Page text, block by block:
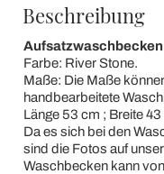
Beschreibung
Farbe: River Stone.
Maße: Die Maße
handbearbeitete
Länge 53 cm ; Breite
Da es sich bei den
sind die Fotos auf
Waschbecken kann